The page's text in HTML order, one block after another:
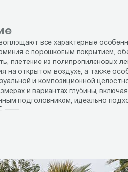
все характерные
с порошковым покрытием,
плетение из полипропиленовых
на открытом воздухе, а также
и композиционной
и вариантах глубины,
подголовником, идеально
——